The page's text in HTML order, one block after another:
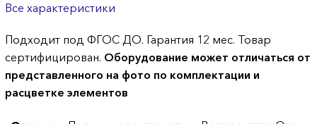
Все характеристики
Подходит под ФГОС ДО. Гарантия 12 мес. Товар
сертифицирован. Оборудование может отличаться от
представленного на фото по комплектации и
расцветке элементов